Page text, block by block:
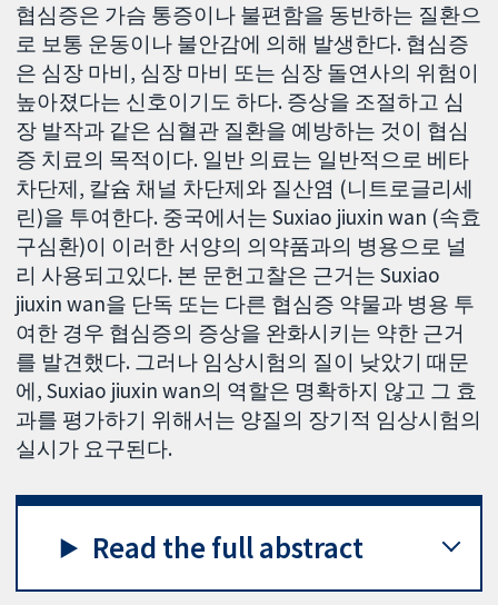
협심증은 가슴 통증이나 불편함을 동반하는 질환으
로 보통 운동이나 불안감에 의해 발생한다. 협심증
은 심장 마비, 심장 마비 또는 심장 돌연사의 위험이
높아졌다는 신호이기도 하다. 증상을 조절하고 심
장 발작과 같은 심혈관 질환을 예방하는 것이 협심
증 치료의 목적이다. 일반 의료는 일반적으로 베타
차단제, 칼슘 채널 차단제와 질산염 (니트로글리세
린)을 투여한다. 중국에서는 Suxiao jiuxin wan (속효
구심환)이 이러한 서양의 의약품과의 병용으로 널
리 사용되고있다. 본 문헌고찰은 근거는 Suxiao
jiuxin wan을 단독 또는 다른 협심증 약물과 병용 투
여한 경우 협심증의 증상을 완화시키는 약한 근거
를 발견했다. 그러나 임상시험의 질이 낮았기 때문
에, Suxiao jiuxin wan의 역할은 명확하지 않고 그 효
과를 평가하기 위해서는 양질의 장기적 임상시험의
실시가 요구된다.
Read the full abstract